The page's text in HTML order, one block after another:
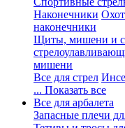
Наконечники
наконечники
Щиты, мишени и
мишени
Все для стрел
... Показать все
Все для арбалета
Запасные плечи